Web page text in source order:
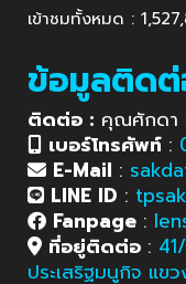
เข้าชมทั้งหมด :
ข้อมูลติด
ติดต่อ : คุณศักดา
เบอร์โทรศัพท์ :
E-Mail :
LINE ID :
Fanpage :
ที่อยู่ติดต่อ :
ประเสริฐมนูกิจ แข